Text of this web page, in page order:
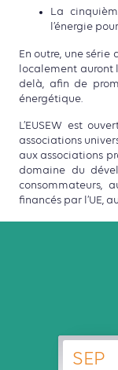
La
l’énergie
En outre, une série
localement auront
delà, afin de
énergétique.
L’EUSEW est
associations
aux associations
domaine du
consommateurs,
financés par l’UE,
SEP